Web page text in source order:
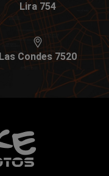
Lira 754
Las Condes 7520